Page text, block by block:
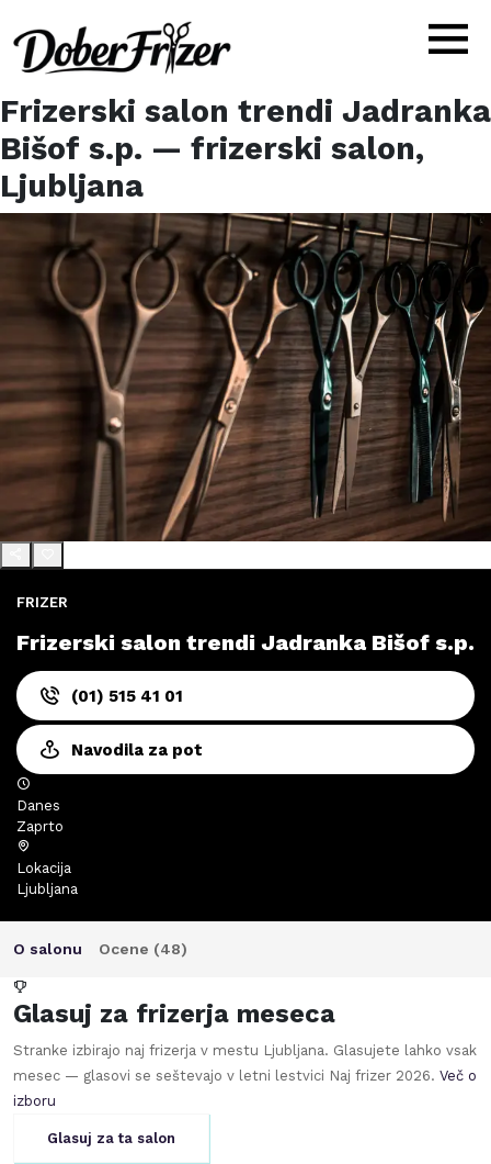
Frizerski salon trendi Jadranka
Bišof s.p. — frizerski salon,
Ljubljana
FRIZER
Frizerski salon trendi Jadranka Bišof s.p.
(01) 515 41 01
Navodila za pot
Danes
Zaprto
Lokacija
Ljubljana
O salonu Ocene (48)
Glasuj za frizerja meseca
Stranke izbirajo naj frizerja v mestu Ljubljana. Glasujete lahko vsak
mesec — glasovi se seštevajo v letni lestvici Naj frizer 2026. Več o
izboru
Glasuj za ta salon